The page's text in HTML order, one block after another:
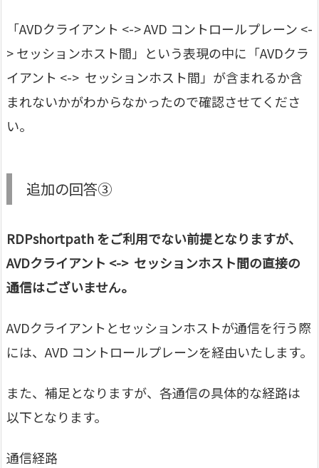
「AVDクライアント <-> AVD コントロールプレーン <-
> セッションホスト間」という表現の中に「AVDクラ
イアント <-> セッションホスト間」が含まれるか含
まれないかがわからなかったので確認させてくださ
い。
追加の回答③
RDPshortpath をご利用でない前提となりますが、
AVDクライアント <-> セッションホスト間の直接の
通信はございません。
AVDクライアントとセッションホストが通信を行う際
には、AVD コントロールプレーンを経由いたします。
また、補足となりますが、各通信の具体的な経路は
以下となります。
通信経路